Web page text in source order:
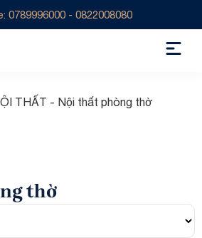
0789996000 - 0822008080
THẤT - Nội thất phòng thờ
thờ